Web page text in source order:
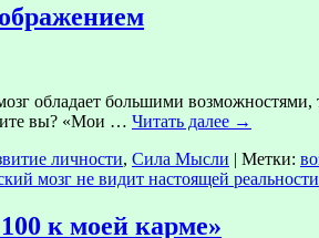
большими возможностями,
вы? «Мои … Читать далее →
личности, Сила Мысли | Метки:
мозг не видит настоящей реальности
к моей карме»